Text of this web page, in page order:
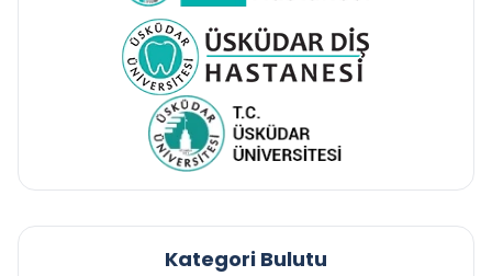
Kategori Bulutu